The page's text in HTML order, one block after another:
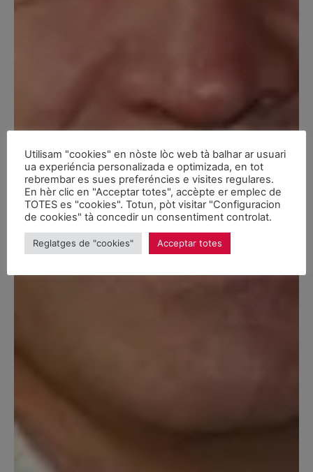
Utilisam "cookies" en nòste lòc web tà balhar ar usuari
ua experiéncia personalizada e optimizada, en tot
rebrembar es sues preferéncies e visites regulares.
En hèr clic en "Acceptar totes", accèpte er emplec de
TOTES es "cookies". Totun, pòt visitar "Configuracion
de cookies" tà concedir un consentiment controlat.
Reglatges de "cookies" Acceptar totes